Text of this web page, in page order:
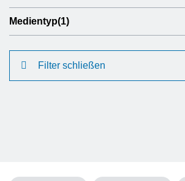
Medientyp(1)
Filter schließen